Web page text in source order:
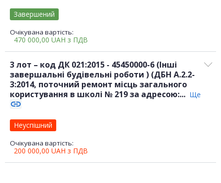
Очікувана вартість:
470 000,00 UAH з ПДВ
Завершений
3 лот – код ДК 021:2015 - 45450000-6 (Інші
завершальні будівельні роботи ) (ДБН А.2.2-
3:2014, поточний ремонт місць загального
користування в школі № 219 за адресою:... Ще
link
Очікувана вартість:
200 000,00 UAH з ПДВ
Неуспішний